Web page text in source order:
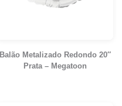
Balão Metalizado Redondo 20″
Prata – Megatoon